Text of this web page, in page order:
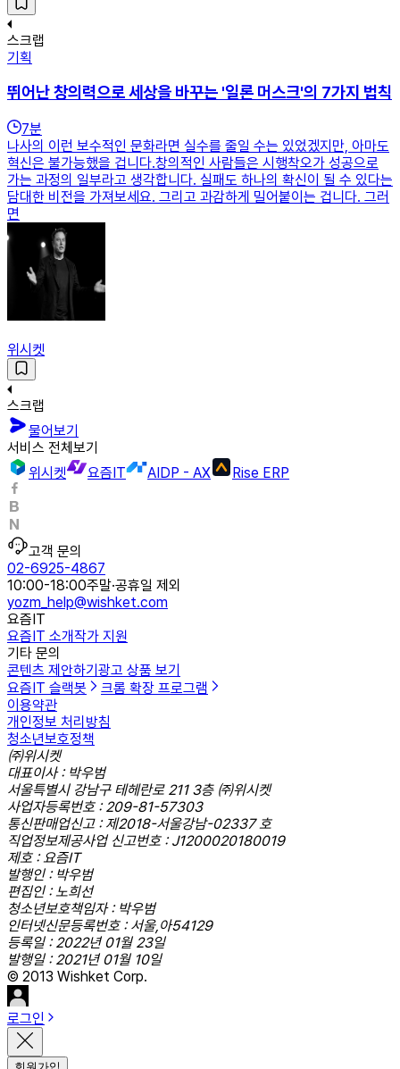
스크랩
기획
뛰어난 창의력으로 세상을 바꾸는 '일론 머스크'의 7가지 법칙
7분
나사의 이런 보수적인 문화라면 실수를 줄일 수는 있었겠지만, 아마도
혁신은 불가능했을 겁니다.창의적인 사람들은 시행착오가 성공으로
가는 과정의 일부라고 생각합니다. 실패도 하나의 확신이 될 수 있다는
담대한 비전을 가져보세요. 그리고 과감하게 밀어붙이는 겁니다. 그러
면
위시켓
스크랩
물어보기
서비스 전체보기
위시켓
요즘IT AIDP - AX Rise ERP
고객 문의
02-6925-4867
10:00-18:00주말·공휴일 제외
yozm_help@wishket.com
요즘IT
요즘IT 소개작가 지원
기타 문의
콘텐츠 제안하기 광고 상품 보기
요즘IT 슬랙봇
크롬 확장 프로그램
이용약관
개인정보 처리방침
청소년보호정책
㈜위시켓
대표이사 : 박우범
서울특별시 강남구 테헤란로 211 3층 ㈜위시켓
사업자등록번호 : 209-81-57303
통신판매업신고 : 제2018-서울강남-02337 호
직업정보제공사업 신고번호 : J1200020180019
제호 : 요즘IT
발행인 : 박우범
편집인 : 노희선
청소년보호책임자 : 박우범
인터넷신문등록번호 : 서울,아54129
등록일 : 2022년 01월 23일
발행일 : 2021년 01월 10일
© 2013 Wishket Corp.
로그인